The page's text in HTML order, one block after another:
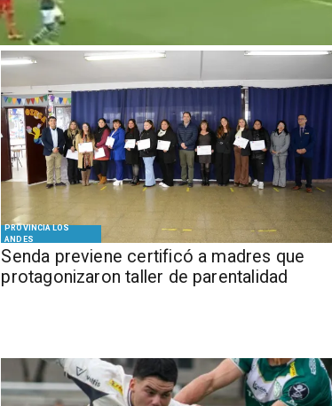
PROVINCIA LOS
ANDES
Senda previene certificó a madres que
protagonizaron taller de parentalidad